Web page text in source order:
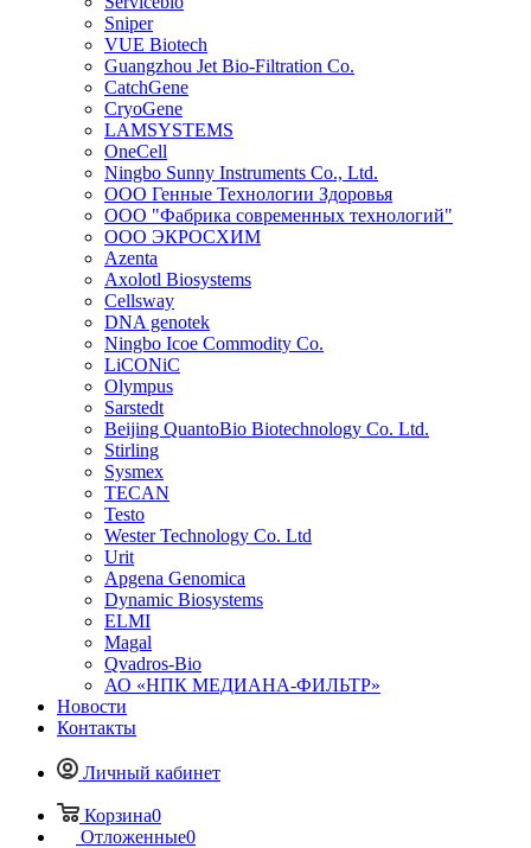
Sniper
VUE Biotech
Guangzhou Jet Bio-Filtration Co.
CatchGene
CryoGene
LAMSYSTEMS
OneCell
Ningbo Sunny Instruments Co., Ltd.
ООО Генные Технологии Здоровья
ООО "Фабрика современных технологий"
ООО ЭКРОСХИМ
Azenta
Axolotl Biosystems
Cellsway
DNA genotek
Ningbo Icoe Commodity Co.
LiCONiC
Olympus
Sarstedt
Beijing QuantoBio Biotechnology Co. Ltd.
Stirling
Sysmex
TECAN
Testo
Wester Technology Co. Ltd
Urit
Apgena Genomica
Dynamic Biosystems
ELMI
Magal
Qvadros-Bio
АО «НПК МЕДИАНА-ФИЛЬТР»
Новости
Контакты
Личный кабинет
Корзина0
Отложенные0